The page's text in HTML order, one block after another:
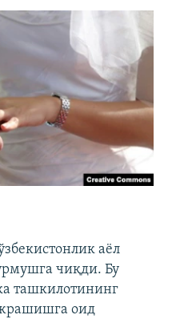
аёл
чиқди. Бу
ташкилотининг
оид